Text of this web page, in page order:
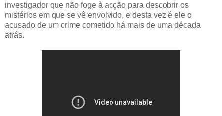
investigador que não foge à acção para descobrir os
mistérios em que se vê envolvido, e desta vez é ele o
acusado de um crime cometido há mais de uma década
atrás.